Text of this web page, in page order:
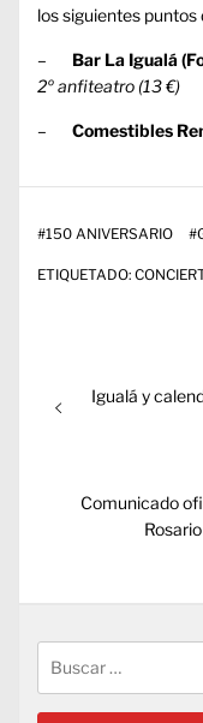
los siguientes puntos
– Bar La Igualá
2º anfiteatro (13 €)
– Comestibles
#150 ANIVERSARIO #
ETIQUETADO:
de
Entrada
Igualá y
Entrada
siguiente:
Comunicado